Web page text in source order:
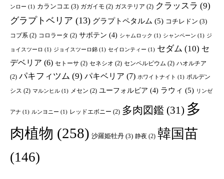
ンロー (1) カランコエ (3) ガガイモ (2) ガステリア (2) クラッスラ (9)
グラプトベリア (13) グラプトペタルム (5) コチレドン (3)
コブ系 (2) コロラータ (2) サボテン (4) シャムロック (1) シャンペーン (1) ジ
ョイスツーロ (1) ジョイスツーロ錦 (1) セイロンティー (1) セダム (10) セ
デベリア (6) セトーサ (2) セネシオ (2) センペルビウム (2) ハオルチア
(2) パキフィツム (9) パキベリア (7) ホワイトナイト (1) ポルデン
シス (2) マルンヒル (1) メセン (2) ユーフォルビア (4) ラウィ (5) リンゼ
アナ (1) ルンヨニー (1) レッドエボニー (2) 多肉図鑑 (31) 多
肉植物 (258) 沙羅姫牡丹 (3) 静夜 (2) 韓国苗
(146)